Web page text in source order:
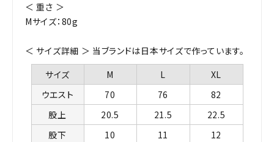
＜ 重さ ＞
Mサイズ：80g
＜ サイズ詳細 ＞ 当ブランドは日本サイズで作っています。
サイズ
M L
XL
ウエスト
70 76
82
股上
20.5 21.5
22.5
股下
10 11
12